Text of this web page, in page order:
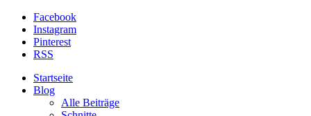
Facebook
Instagram
Pinterest
RSS
Startseite
Blog
Alle Beiträge